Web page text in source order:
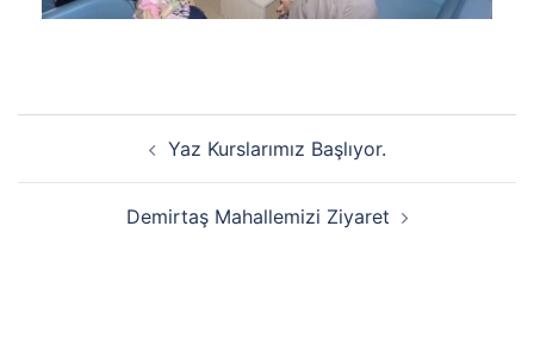
Yaz Kurslarımız Başlıyor.
Demirtaş Mahallemizi Ziyaret